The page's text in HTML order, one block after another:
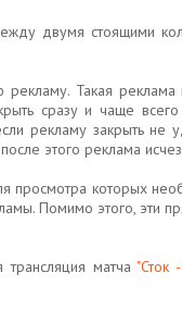
двумя стоящими
Такая
сразу и чаще
рекламу закрыть
этого реклама
просмотра которых
Помимо этого, эти
матча "Сток